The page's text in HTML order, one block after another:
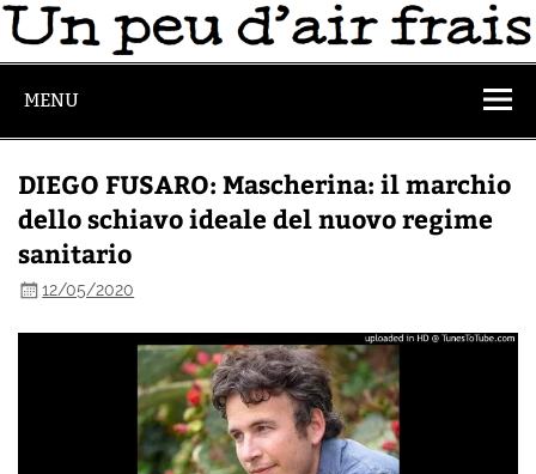
MENU
DIEGO FUSARO: Mascherina: il marchio
dello schiavo ideale del nuovo regime
sanitario
12/05/2020